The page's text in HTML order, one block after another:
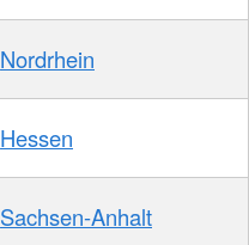
Nordrhein
Hessen
Sachsen-Anhalt